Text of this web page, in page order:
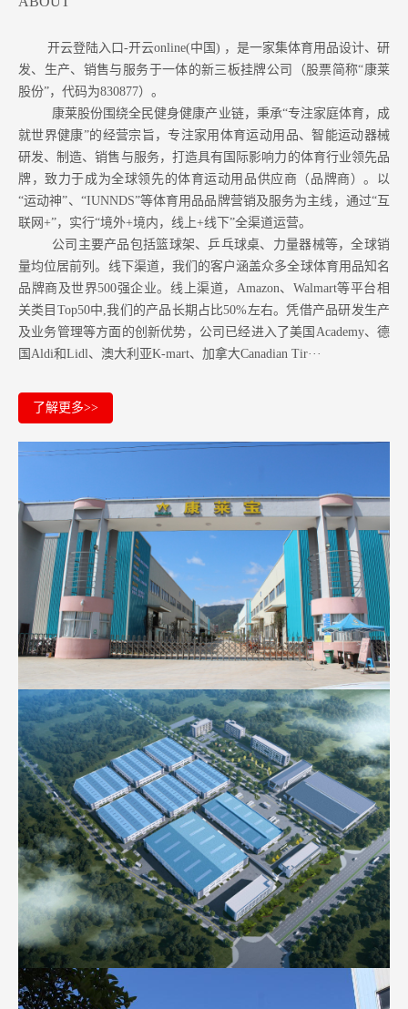
开云登陆入口-开云online(中国) ，是一家集体育用品设计、研
发、生产、销售与服务于一体的新三板挂牌公司（股票简称“康莱
股份”，代码为830877）。
康莱股份围绕全民健身健康产业链，秉承“专注家庭体育，成
就世界健康”的经营宗旨，专注家用体育运动用品、智能运动器械
研发、制造、销售与服务，打造具有国际影响力的体育行业领先品
牌，致力于成为全球领先的体育运动用品供应商（品牌商）。以
“运动神”、“IUNNDS”等体育用品品牌营销及服务为主线，通过“互
联网+”，实行“境外+境内，线上+线下”全渠道运营。
公司主要产品包括篮球架、乒乓球桌、力量器械等，全球销
量均位居前列。 线下渠道，我们的客户涵盖众多全球体育用品知名
品牌商及世界500强企业。 线上渠道，Amazon、Walmart等平台相
关类目Top50中,我们的产品长期占比50%左右。凭借产品研发生产
及业务管理等方面的创新优势，公司已经进入了美国Academy、德
国Aldi和Lidl、澳大利亚K-mart、加拿大Canadian Tir···
了解更多>>